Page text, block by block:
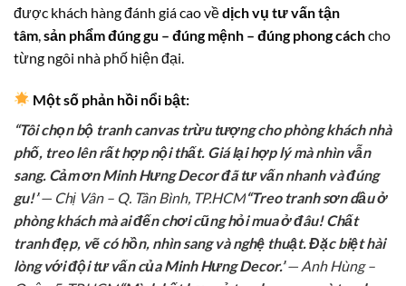
được khách hàng đánh giá cao vềdịch vụ tư vấn tận
tâm,sản phẩm đúng gu – đúng mệnh – đúng phong cáchcho
từng ngôi nhà phố hiện đại.
Một số phản hồi nổi bật:
“Tôi chọn bộ tranh canvas trừu tượng cho phòng khách nhà
phố, treo lên rất hợp nội thất. Giá lại hợp lý mà nhìn vẫn
sang. Cảm ơn Minh Hưng Decor đã tư vấn nhanh và đúng
gu!”— Chị Vân – Q. Tân Bình, TP.HCM“Treo tranh sơn dầu ở
phòng khách mà ai đến chơi cũng hỏi mua ở đâu! Chất
tranh đẹp, vẽ có hồn, nhìn sang và nghệ thuật. Đặc biệt hài
lòng với đội tư vấn của Minh Hưng Decor.”— Anh Hùng –